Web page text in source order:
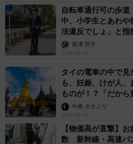
自転車通行可の歩
中、小学生とあわ
法違反でしょ」と指
説】長澤 芳子
2026.08.06
タイの電車の中で
も、妊娠、けが人
ものが！？「だから
中将 タカノリ
2026.08.06
【物価高が直撃】
数 新幹線・高速バ